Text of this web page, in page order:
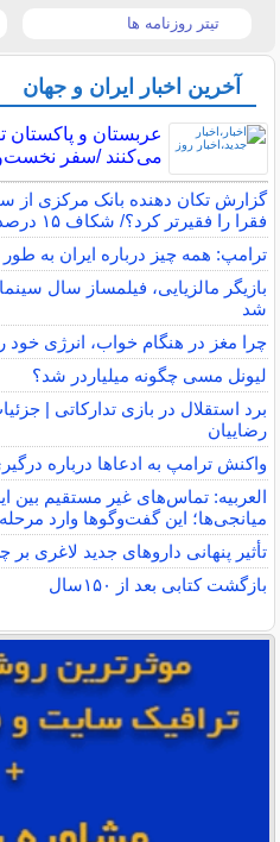
تیتر روزنامه ها
آخرین اخبار ایران و جهان
عربستان و پاکستان
می‌کنند /سفر
گزارش تکان‌ دهنده بانک مرکزی از
فقرا را فقیرتر کرد؟/ شکاف ۱۵ درصدی تورم میان فقیر و غنی
ترامپ: همه چیز درباره ایران به
بازیگر مالزیایی، فیلمساز سال
شد
چرا مغز در هنگام خواب، انرژی خود
لیونل مسی چگونه میلیاردر شد؟
برد استقلال در بازی تدارکاتی |
رضاییان
واکنش ترامپ به ادعاها درباره
العربیه: تماس‌های غیر مستقیم بین
میانجی‌ها؛ این گفت‌و‌گو‌ها وارد
تأثیر پنهانی داروهای جدید لاغری
بازگشت کتابی بعد از ۱۵۰سال